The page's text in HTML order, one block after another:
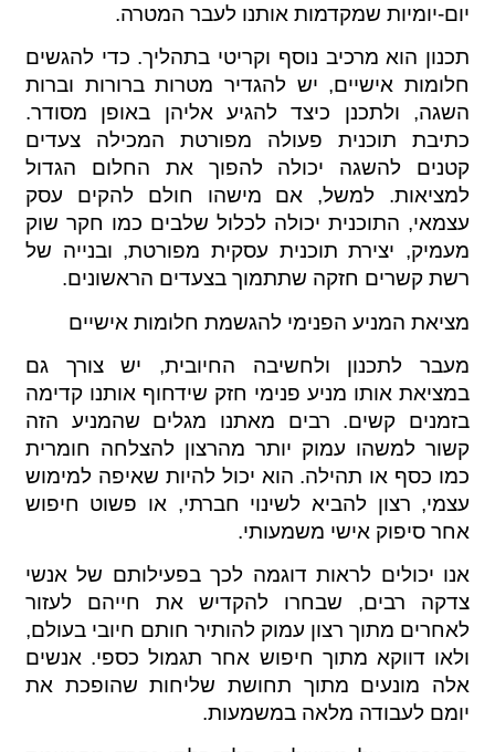
יום-יומיות שמקדמות אותנו לעבר המטרה.
תכנון הוא מרכיב נוסף וקריטי בתהליך. כדי להגשים
חלומות אישיים, יש להגדיר מטרות ברורות וברות
השגה, ולתכנן כיצד להגיע אליהן באופן מסודר.
כתיבת תוכנית פעולה מפורטת המכילה צעדים
קטנים להשגה יכולה להפוך את החלום הגדול
למציאות. למשל, אם מישהו חולם להקים עסק
עצמאי, התוכנית יכולה לכלול שלבים כמו חקר שוק
מעמיק, יצירת תוכנית עסקית מפורטת, ובנייה של
רשת קשרים חזקה שתתמוך בצעדים הראשונים.
מציאת המניע הפנימי להגשמת חלומות אישיים
מעבר לתכנון ולחשיבה החיובית, יש צורך גם
במציאת אותו מניע פנימי חזק שידחוף אותנו קדימה
בזמנים קשים. רבים מאתנו מגלים שהמניע הזה
קשור למשהו עמוק יותר מהרצון להצלחה חומרית
כמו כסף או תהילה. הוא יכול להיות שאיפה למימוש
עצמי, רצון להביא לשינוי חברתי, או פשוט חיפוש
אחר סיפוק אישי משמעותי.
אנו יכולים לראות דוגמה לכך בפעילותם של אנשי
צדקה רבים, שבחרו להקדיש את חייהם לעזור
לאחרים מתוך רצון עמוק להותיר חותם חיובי בעולם,
ולאו דווקא מתוך חיפוש אחר תגמול כספי. אנשים
אלה מונעים מתוך תחושת שליחות שהופכת את
יומם לעבודה מלאה במשמעות.